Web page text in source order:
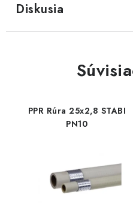
Diskusia
PPR Rúra 25x2,8 STABI
PN10